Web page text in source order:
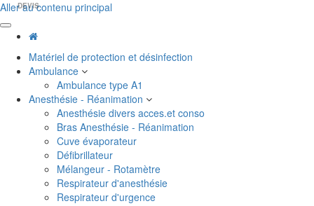
Aller au contenu principal
Matériel de protection et désinfection
Ambulance
Ambulance type A1
Anesthésie - Réanimation
Anesthésie divers acces.et conso
Bras Anesthésie - Réanimation
Cuve évaporateur
Défibrillateur
Mélangeur - Rotamètre
Respirateur d'anesthésie
Respirateur d'urgence
DEVIS